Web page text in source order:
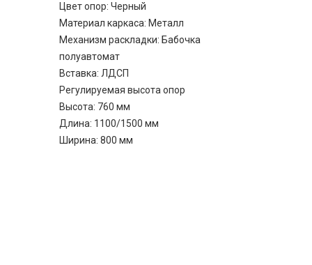
Цвет опор: Черный
Материал каркаса: Металл
Механизм раскладки: Бабочка
полуавтомат
Вставка: ЛДСП
Регулируемая высота опор
Высота: 760 мм
Длина: 1100/1500 мм
Ширина: 800 мм